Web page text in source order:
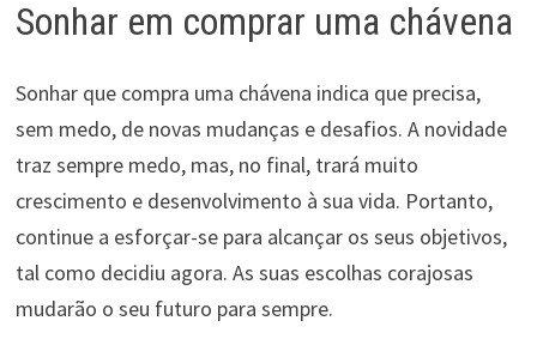
Sonhar em comprar uma chávena
Sonhar que compra uma chávena indica que precisa,
sem medo, de novas mudanças e desafios. A novidade
traz sempre medo, mas, no final, trará muito
crescimento e desenvolvimento à sua vida. Portanto,
continue a esforçar-se para alcançar os seus objetivos,
tal como decidiu agora. As suas escolhas corajosas
mudarão o seu futuro para sempre.